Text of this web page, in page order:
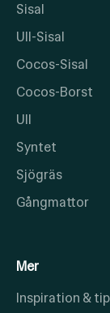
Sisal
Ull-Sisal
Cocos-Sisal
Cocos-Borst
Ull
Syntet
Sjögräs
Gångmattor
Mer
Inspiration &